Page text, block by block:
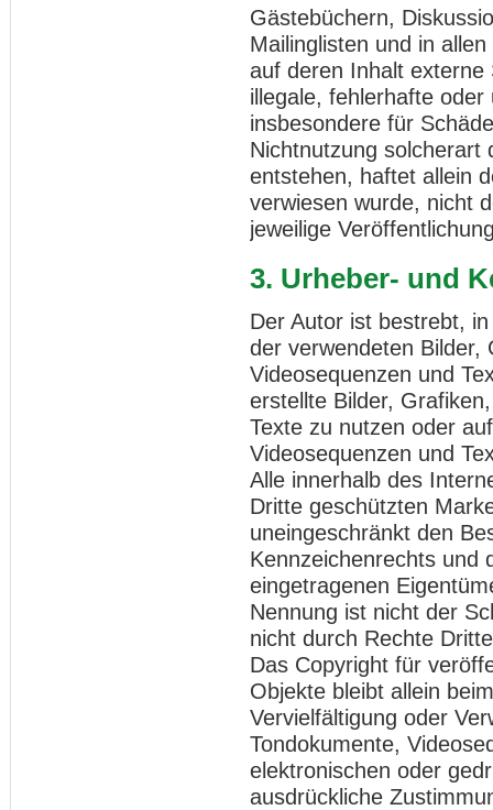
Gästebüchern,
Mailinglisten und in
auf deren Inhalt externe
illegale, fehlerhafte
insbesondere für
Nichtnutzung solcherart
entstehen, haftet allein
verwiesen wurde, nicht
jeweilige
3. Urheber- und
Der Autor ist bestrebt,
der verwendeten Bilder,
Videosequenzen und
erstellte Bilder,
Texte zu nutzen oder
Videosequenzen und
Alle innerhalb des
Dritte geschützten
uneingeschränkt den
Kennzeichenrechts und
eingetragenen
Nennung ist nicht der
nicht durch Rechte
Das Copyright für
Objekte bleibt allein
Vervielfältigung oder
Tondokumente,
elektronischen oder
ausdrückliche